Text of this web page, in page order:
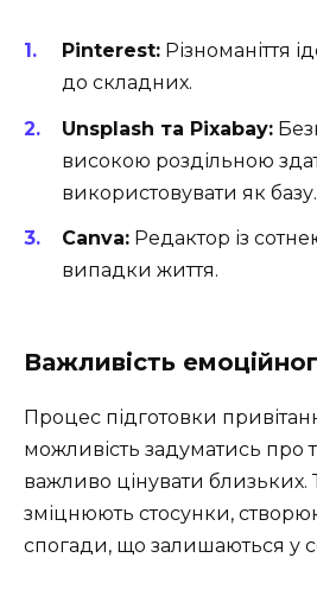
Pinterest: Різноманіття
до складних.
Unsplash та Pixabay:
високою роздільною
використовувати як базу.
Canva: Редактор із
випадки життя.
Важливість
Процес підготовки
можливість задуматись про
важливо цінувати близьких.
зміцнюють стосунки,
спогади, що залишаються у